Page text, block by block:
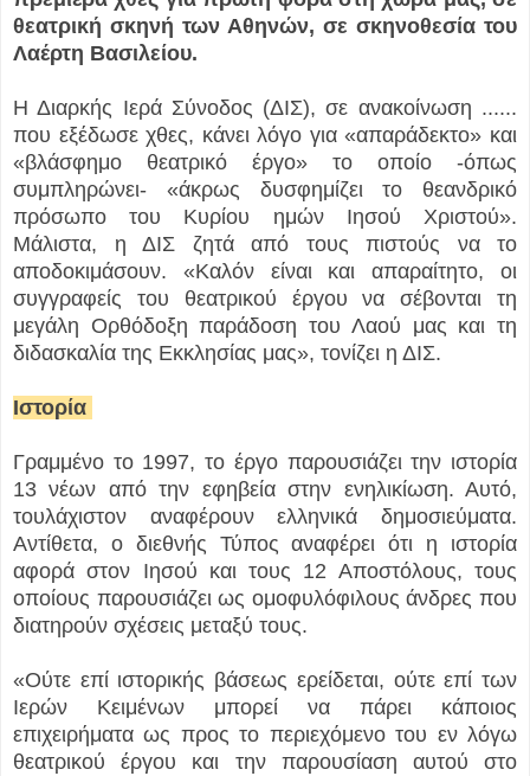
θεατρική σκηνή των Αθηνών, σε σκηνοθεσία του
Λαέρτη Βασιλείου.
Η Διαρκής Ιερά Σύνοδος (ΔΙΣ), σε ανακοίνωση ......
που εξέδωσε χθες, κάνει λόγο για «απαράδεκτο» και
«βλάσφημο θεατρικό έργο» το οποίο -όπως
συμπληρώνει- «άκρως δυσφημίζει το θεανδρικό
πρόσωπο του Κυρίου ημών Ιησού Χριστού».
Μάλιστα, η ΔΙΣ ζητά από τους πιστούς να το
αποδοκιμάσουν. «Καλόν είναι και απαραίτητο, οι
συγγραφείς του θεατρικού έργου να σέβονται τη
μεγάλη Ορθόδοξη παράδοση του Λαού μας και τη
διδασκαλία της Εκκλησίας μας», τονίζει η ΔΙΣ.
Ιστορία
Γραμμένο το 1997, το έργο παρουσιάζει την ιστορία
13 νέων από την εφηβεία στην ενηλικίωση. Αυτό,
τουλάχιστον αναφέρουν ελληνικά δημοσιεύματα.
Αντίθετα, ο διεθνής Τύπος αναφέρει ότι η ιστορία
αφορά στον Ιησού και τους 12 Αποστόλους, τους
οποίους παρουσιάζει ως ομοφυλόφιλους άνδρες που
διατηρούν σχέσεις μεταξύ τους.
«Ούτε επί ιστορικής βάσεως ερείδεται, ούτε επί των
Ιερών Κειμένων μπορεί να πάρει κάποιος
επιχειρήματα ως προς το περιεχόμενο του εν λόγω
θεατρικού έργου και την παρουσίαση αυτού στο